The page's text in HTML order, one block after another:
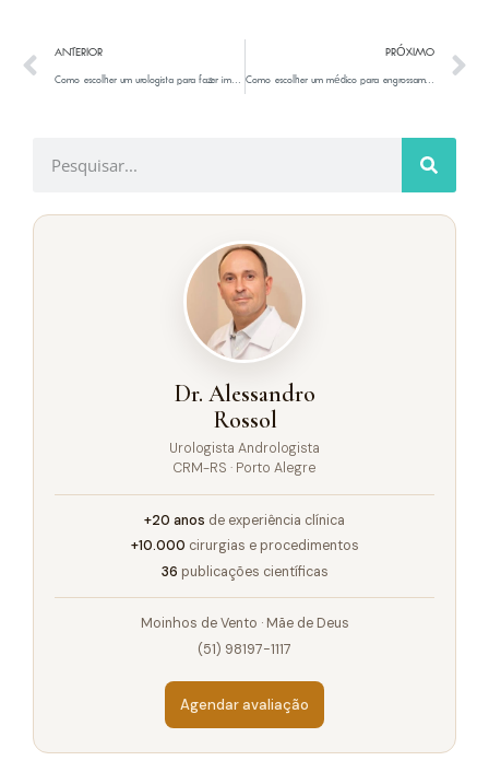
ANTERIOR
Como escolher um urologista para fazer implante de prótese peniana
PRÓXIMO
Como escolher um médico para engrossamento peniano com ácido hialurônico
Dr. Alessandro
Rossol
Urologista Andrologista
CRM-RS · Porto Alegre
+20 anos de experiência clínica
+10.000 cirurgias e procedimentos
36 publicações científicas
Moinhos de Vento · Mãe de Deus
(51) 98197-1117
Agendar avaliação